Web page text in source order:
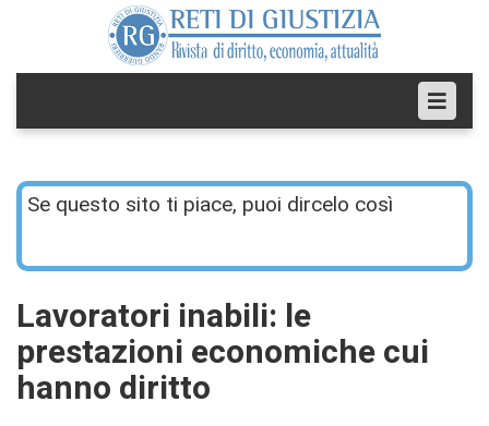
Se questo sito ti piace, puoi dircelo così
Lavoratori inabili: le
prestazioni economiche cui
hanno diritto